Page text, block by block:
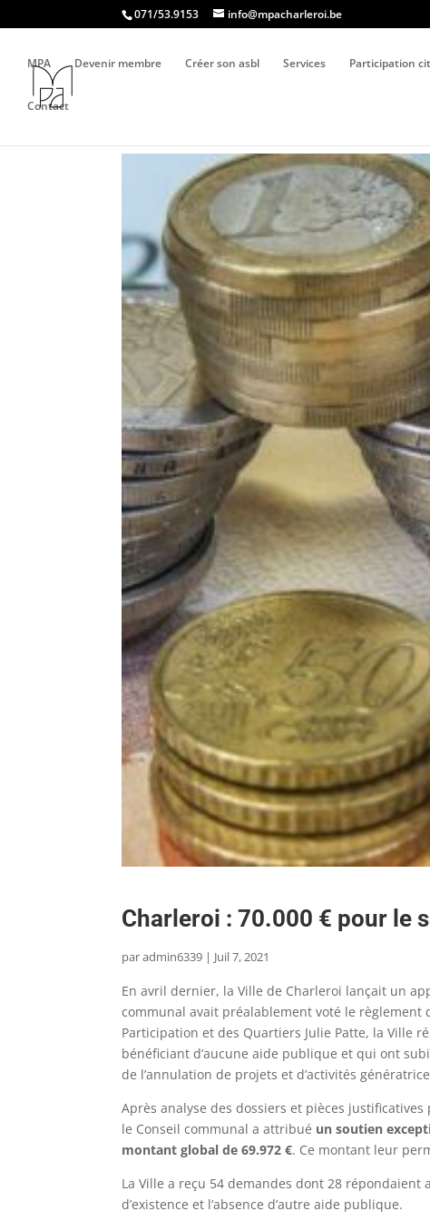
071/53.9153 info@mpacharleroi.be
MPA Devenir membre Créer son asbl Services Participation
Contact
Charleroi : 70.000 € pour le
paradmin6339 | Juil 7, 2021
En avril dernier, la Ville de Charleroi lançait un
communal avait préalablement voté le règlement
Participation et des Quartiers Julie Patte, la Ville
bénéficiant d’aucune aide publique et qui ont
de l’annulation de projets et d’activités
Après analyse des dossiers et pièces
le Conseil communal a attribué un soutien
montant global de 69.972 €. Ce montant leur
La Ville a reçu 54 demandes dont 28
d’existence et l’absence d’autre aide publique.